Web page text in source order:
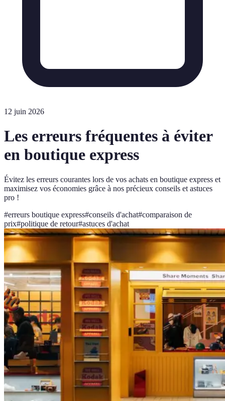
12 juin 2026
Les erreurs fréquentes à éviter
en boutique express
Évitez les erreurs courantes lors de vos achats en boutique express et
maximisez vos économies grâce à nos précieux conseils et astuces
pro !
#erreurs boutique express#conseils d'achat#comparaison de
prix#politique de retour#astuces d'achat